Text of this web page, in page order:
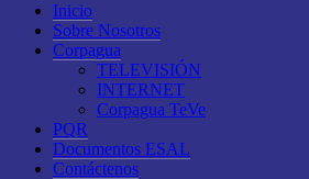
Inicio
Sobre Nosotros
Corpagua
TELEVISIÓN
INTERNET
Corpagua TeVe
PQR
Documentos ESAL
Contáctenos